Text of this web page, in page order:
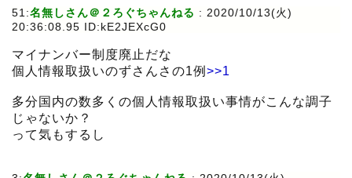
51:名無しさん＠２ろぐちゃんねる : 2020/10/13(火)
20:36:08.95 ID:kE2JEXcG0
マイナンバー制度廃止だな
個人情報取扱いのずさんさの1例 >>1
多分国内の数多くの個人情報取扱い事情がこんな調子
じゃないか？
って気もするし